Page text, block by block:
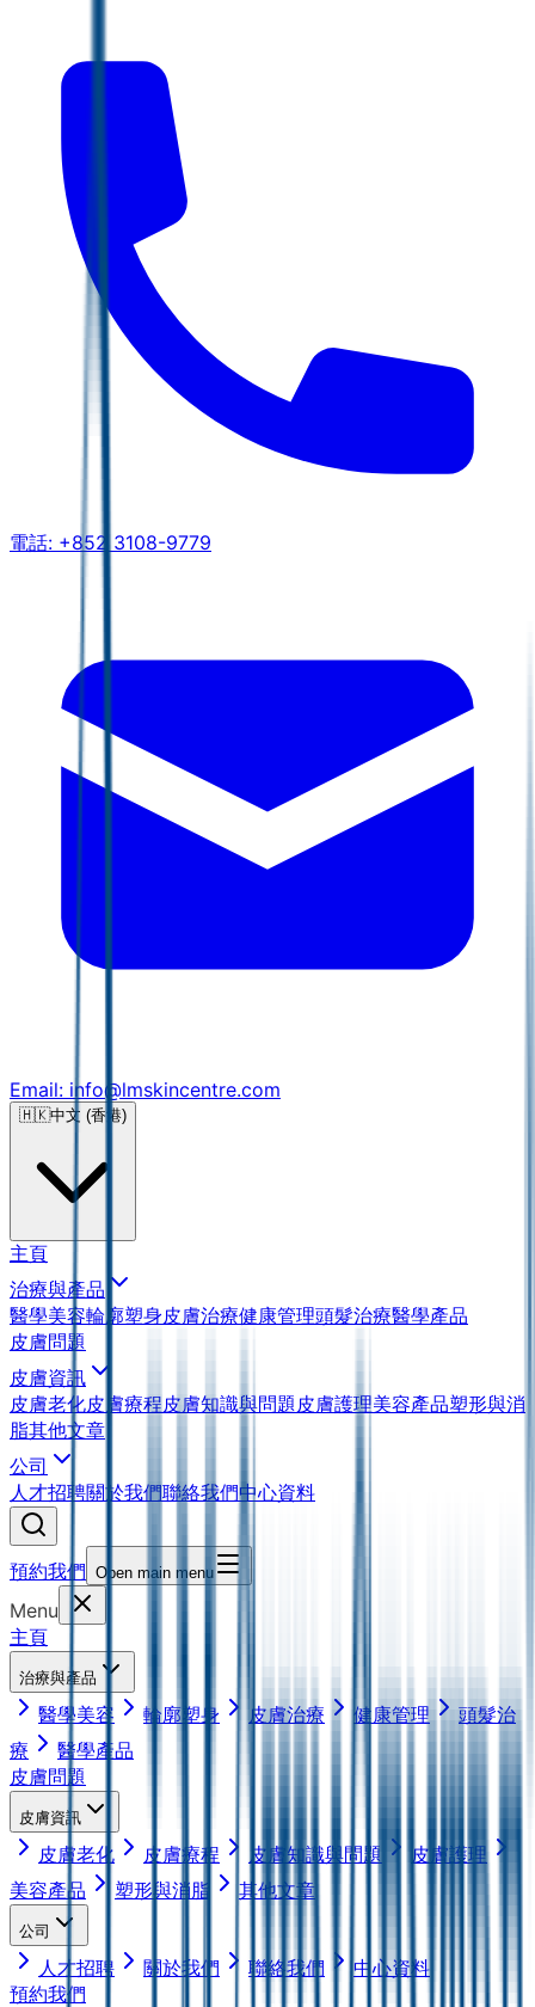
電話: +852 3108-9779
Email: info@lmskincentre.com
🇭🇰中文 (香港)
主頁
治療與產品
醫學美容輪廓塑身皮膚治療健康管理頭髮治療醫學產品
皮膚問題
皮膚資訊
皮膚老化皮膚療程皮膚知識與問題皮膚護理美容產品塑形與消
脂其他文章
公司
人才招聘關於我們聯絡我們中心資料
預約我們 Open main menu
Menu
主頁
治療與產品
醫學美容 輪廓塑身 皮膚治療 健康管理
頭髮治
療
醫學產品
皮膚問題
皮膚資訊
皮膚老化 皮膚療程 皮膚知識與問題
皮膚護理
美容產品
塑形與消脂 其他文章
公司
人才招聘 關於我們 聯絡我們
中心資料
預約我們